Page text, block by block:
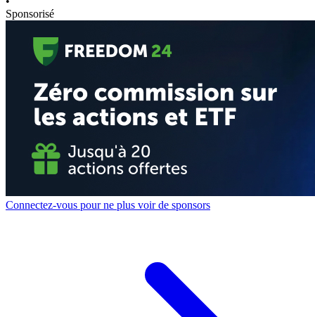
Sponsorisé
Connectez-vous pour ne plus voir de sponsors